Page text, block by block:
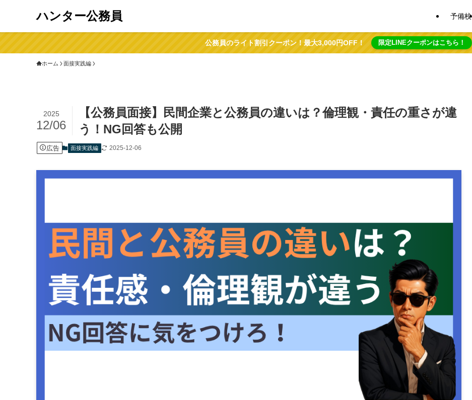
ハンター公務員 予備校
公務員のライト割引クーポン！最大3,000円OFF！ 限定LINEクーポンはこちら！
ホーム 面接実践編
【公務員面接】民間企業と公務員の違いは？倫理観・責任の重さが違
う！NG回答も公開
2025
12/06
広告 面接実践編 2025-12-06